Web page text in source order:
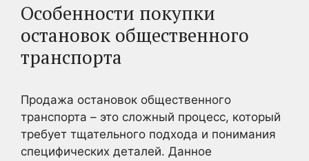
Особенности покупки
остановок общественного
транспорта
Продажа остановок общественного
транспорта – это сложный процесс, который
требует тщательного подхода и понимания
специфических деталей. Данное